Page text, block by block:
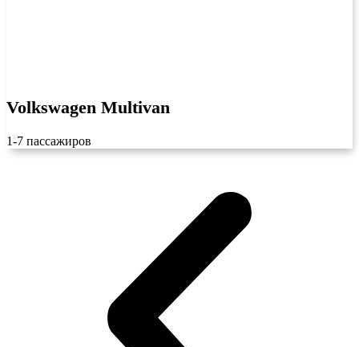
Volkswagen Multivan
1-7 пассажиров